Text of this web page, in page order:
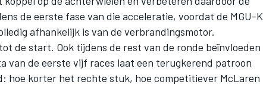
de eerste fase van die acceleratie, voordat de MGU-K
afhankelijk is van de verbrandingsmotor.
de start. Ook tijdens de rest van de ronde beïnvloeden
van de eerste vijf races laat een terugkerend patroon
hoe korter het rechte stuk, hoe competitiever McLaren